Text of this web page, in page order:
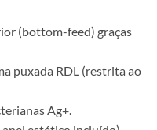
(bottom-feed) graças
puxada RDL (restrita ao
Ag+.